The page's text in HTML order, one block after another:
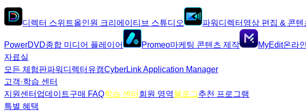
디렉터 스위트올인원 크리에이티브 스튜디오 파워디렉터 영상 편집 & 콘텐
PowerDVD종합 미디어 플레이어 Promeo마케팅 콘텐츠 제작 MyEdit온라
자료실
모든 체험판파워디렉터 유캠CyberLink Application Manager
고객·학습 센터
지원센터 업데이트구매 FAQ학습 센터 회원 영역블로그추천 프로그램
특별 혜택